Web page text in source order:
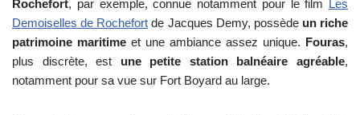
Rochefort, par exemple, connue notamment pour le film Les
Demoiselles de Rochefort de Jacques Demy, possède un riche
patrimoine maritime et une ambiance assez unique. Fouras,
plus discrète, est une petite station balnéaire agréable,
notamment pour sa vue sur Fort Boyard au large.